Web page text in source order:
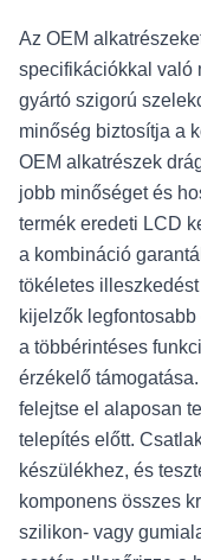
Az OEM
specifikációkkal való
gyártó szigorú
minőség biztosítja a
OEM alkatrészek
jobb minőséget és
termék eredeti LCD
a kombináció
tökéletes
kijelzők
a többérintéses
érzékelő
felejtse el alaposan
telepítés előtt.
készülékhez, és
komponens összes
szilikon- vagy